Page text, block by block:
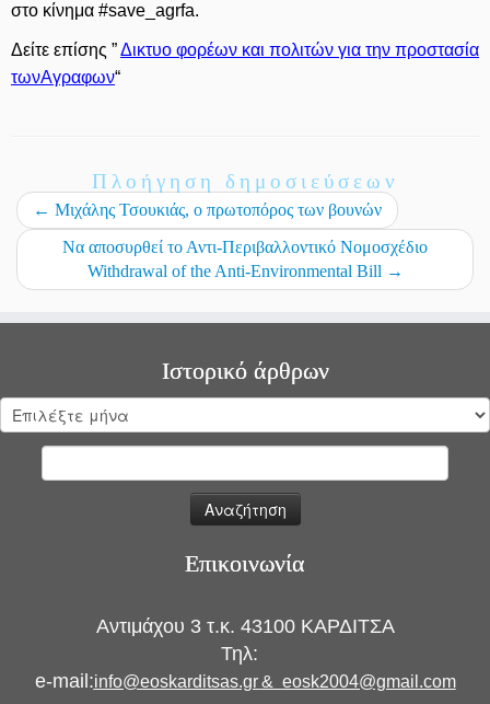
στο κίνημα #save_agrfa.
Δείτε επίσης ”Δικτυο φορέων και πολιτών για την προστασία
τωνΑγραφων“
Πλοήγηση δημοσιεύσεων
← Μιχάλης Τσουκιάς, ο πρωτοπόρος των βουνών
Να αποσυρθεί το Αντι-Περιβαλλοντικό Νoμοσχέδιο
Withdrawal of the Anti-Environmental Bill →
Ιστορικό άρθρων
Ιστορικό
άρθρων
Επικοινωνία
Αντιμάχου 3 τ.κ. 43100 ΚΑΡΔΙΤΣΑ
Τηλ:
e-mail:info@eoskarditsas.gr & eosk2004@gmail.com